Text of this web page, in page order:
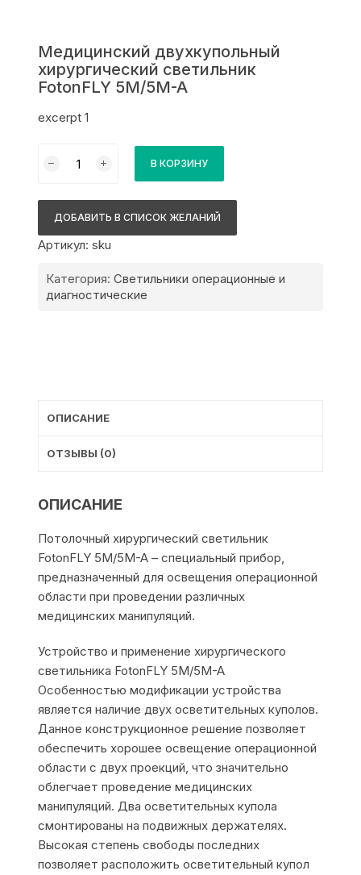
Медицинский двухкупольный
хирургический светильник
FotonFLY 5M/5M-A
excerpt 1
товара
двухкупольный
светильник
5M/5M-
В КОРЗИНУ
ДОБАВИТЬ В СПИСОК ЖЕЛАНИЙ
Артикул:sku
Категория:Светильники операционные и
диагностические
ОПИСАНИЕ
ОТЗЫВЫ (0)
ОПИСАНИЕ
Потолочный хирургический светильник
FotonFLY 5M/5M-A – специальный прибор,
предназначенный для освещения операционной
области при проведении различных
медицинских манипуляций.
Устройство и применение хирургического
светильника FotonFLY 5M/5M-A
Особенностью модификации устройства
является наличие двух осветительных куполов.
Данное конструкционное решение позволяет
обеспечить хорошее освещение операционной
области с двух проекций, что значительно
облегчает проведение медицинских
манипуляций. Два осветительных купола
смонтированы на подвижных держателях.
Высокая степень свободы последних
позволяет расположить осветительный купол